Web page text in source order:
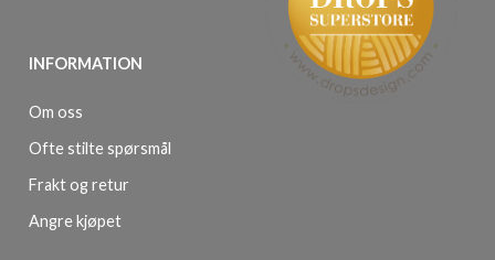
INFORMATION
Om oss
Ofte stilte spørsmål
Frakt og retur
Angre kjøpet